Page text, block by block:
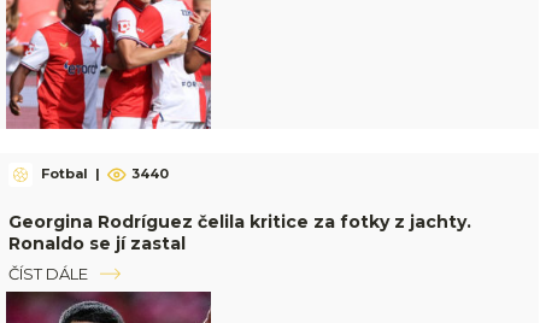
Fotbal | 3440
Georgina Rodríguez čelila kritice za fotky z jachty.
Ronaldo se jí zastal
ČÍST DÁLE